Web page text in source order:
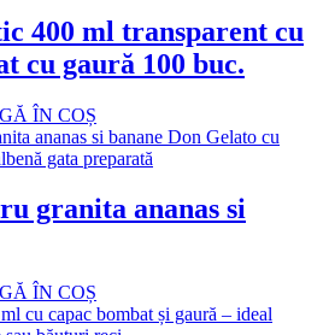
400 ml transparent cu
cu gaură 100 buc.
ÎN COȘ
granita ananas si
ÎN COȘ